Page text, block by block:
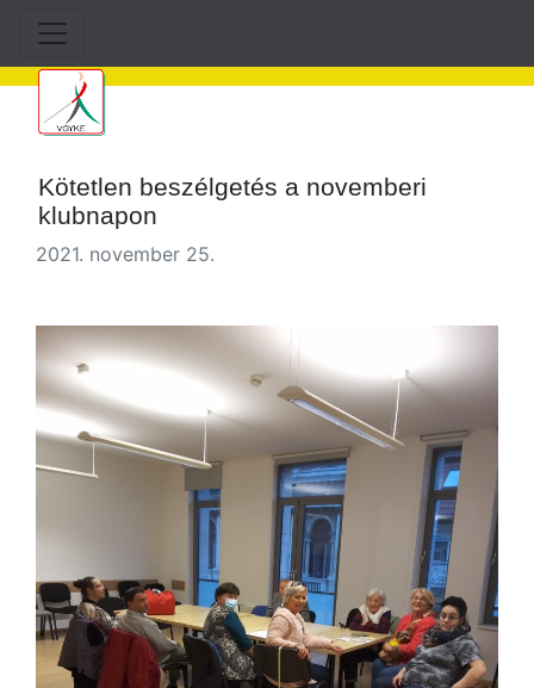
Kötetlen beszélgetés a novemberi
klubnapon
2021. november 25.